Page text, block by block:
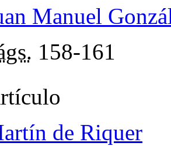
Manuel
158-161
de Riquer